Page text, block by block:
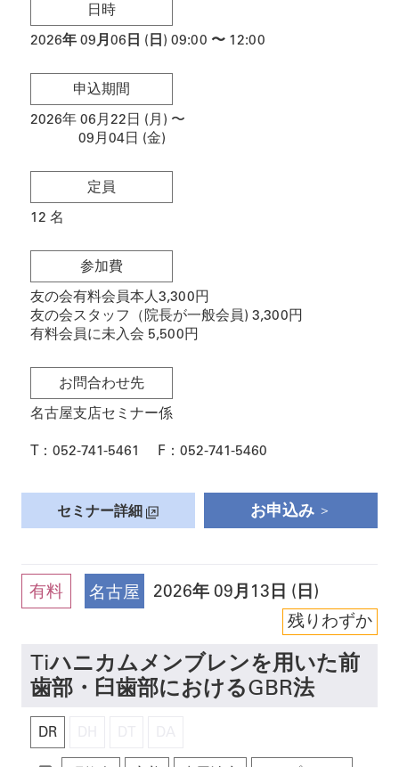
日時
2026年 09月06日 (日) 09:00 〜 12:00
申込期間
2026年 06月22日 (月) 〜
09月04日 (金)
定員
12 名
参加費
友の会有料会員本人3,300円
友の会スタッフ（院長が一般会員) 3,300円
有料会員に未入会 5,500円
お問合わせ先
名古屋支店セミナー係
T： 052-741-5461 F： 052-741-5460
セミナー詳細 お申込み
有料 名古屋 2026年 09月13日 (日)
残りわずか
Tiハニカムメンブレンを用いた前
歯部・臼歯部におけるGBR法
DR